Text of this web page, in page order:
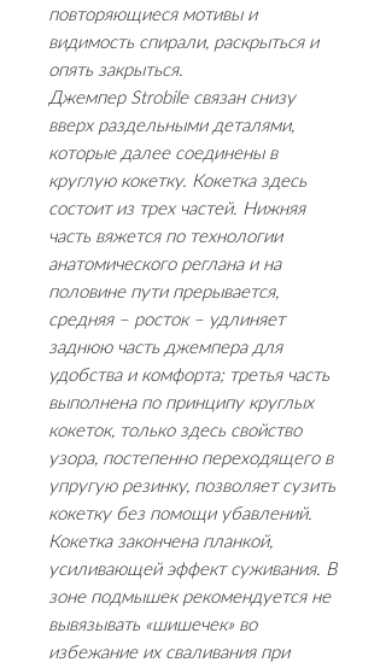
повторяющиеся мотивы и
видимость спирали, раскрыться и
опять закрыться.
Джемпер Strobile связан снизу
вверх раздельными деталями,
которые далее соединены в
круглую кокетку. Кокетка здесь
состоит из трех частей. Нижняя
часть вяжется по технологии
анатомического реглана и на
половине пути прерывается,
средняя – росток – удлиняет
заднюю часть джемпера для
удобства и комфорта; третья часть
выполнена по принципу круглых
кокеток, только здесь свойство
узора, постепенно переходящего в
упругую резинку, позволяет сузить
кокетку без помощи убавлений.
Кокетка закончена планкой,
усиливающей эффект суживания. В
зоне подмышек рекомендуется не
вывязывать «шишечек» во
избежание их сваливания при